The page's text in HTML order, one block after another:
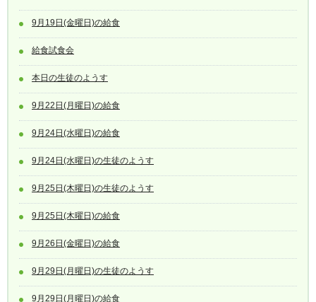
9月19日(金曜日)の給食
給食試食会
本日の生徒のようす
9月22日(月曜日)の給食
9月24日(水曜日)の給食
9月24日(水曜日)の生徒のようす
9月25日(木曜日)の生徒のようす
9月25日(木曜日)の給食
9月26日(金曜日)の給食
9月29日(月曜日)の生徒のようす
9月29日(月曜日)の給食